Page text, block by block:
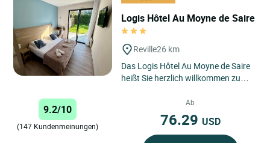
Logis Hôtel Au Moyne de Saire
Reville26 km
Das Logis Hôtel Au Moyne de Saire
heißt Sie herzlich willkommen zu
der Normandie, im...
9.2/10
(147 Kundenmeinungen)
Ab
76.29 USD